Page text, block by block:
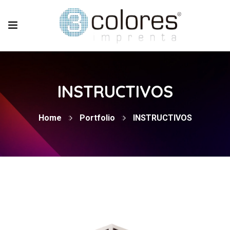
INSTRUCTIVOS
Home Portfolio INSTRUCTIVOS